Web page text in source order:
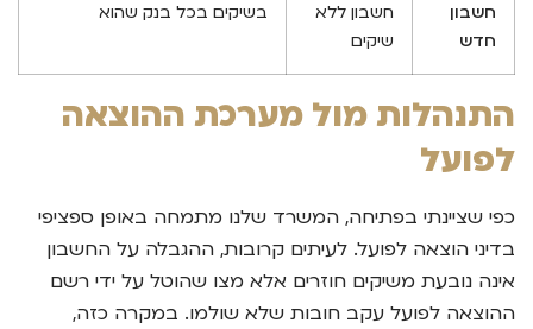
חשבון
חדש
חשבון ללא
שיקים
בשיקים בכל בנק שהוא
התנהלות מול מערכת ההוצאה
לפועל
כפי שציינתי בפתיחה, המשרד שלנו מתמחה באופן ספציפי
בדיני הוצאה לפועל. לעיתים קרובות, ההגבלה על החשבון
אינה נובעת משיקים חוזרים אלא מצו שהוטל על ידי רשם
ההוצאה לפועל עקב חובות שלא שולמו. במקרה כזה,